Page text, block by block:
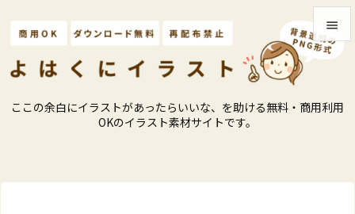
ここの余白にイラストがあったらいいな、を助ける無料・商用利用
OKのイラスト素材サイトです。



